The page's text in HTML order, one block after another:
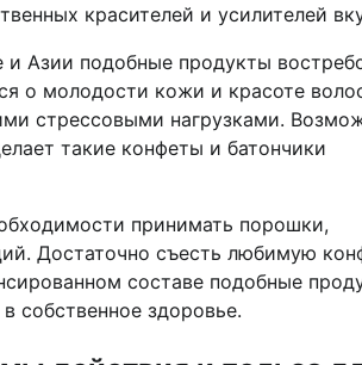
красителей и усилителей
и Азии подобные продукты
о молодости кожи и красоте
стрессовыми нагрузками.
такие конфеты и батончики
принимать порошки,
Достаточно съесть любимую
составе подобные
собственное здоровье.